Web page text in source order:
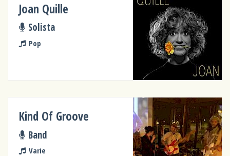
Joan Quille
Solista
Pop
Kind Of Groove
Band
Varie